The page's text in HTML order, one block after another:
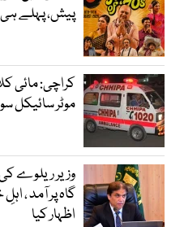
پیش، پہلے
کراچی: مائی
موٹر سائیکل
وزیر ریلوے
گاہ پر آمد ،
اظہار کیا